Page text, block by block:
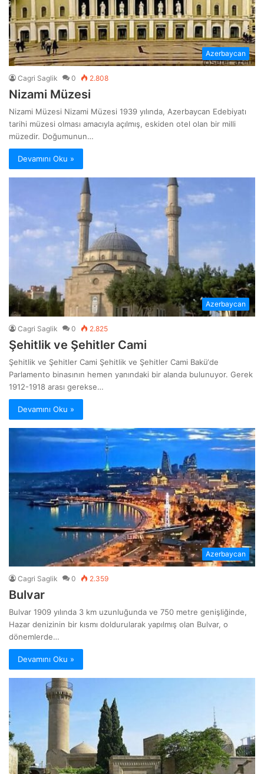
Azerbaycan
Cagri Saglik 0 2.808
Nizami Müzesi
Nizami Müzesi Nizami Müzesi 1939 yılında, Azerbaycan Edebiyatı
tarihi müzesi olması amacıyla açılmış, eskiden otel olan bir milli
müzedir. Doğumunun…
Devamını Oku »
Azerbaycan
Cagri Saglik 0 2.825
Şehitlik ve Şehitler Cami
Şehitlik ve Şehitler Cami Şehitlik ve Şehitler Cami Bakü‘de
Parlamento binasının hemen yanındaki bir alanda bulunuyor. Gerek
1912-1918 arası gerekse…
Devamını Oku »
Azerbaycan
Cagri Saglik 0 2.359
Bulvar
Bulvar 1909 yılında 3 km uzunluğunda ve 750 metre genişliğinde,
Hazar denizinin bir kısmı doldurularak yapılmış olan Bulvar, o
dönemlerde…
Devamını Oku »